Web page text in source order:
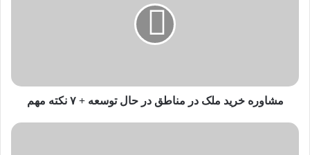
مشاوره خرید ملک در مناطق در حال توسعه + ۷ نکته مهم